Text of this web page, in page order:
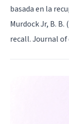
basada en la
Murdock Jr, B.
recall. Journal